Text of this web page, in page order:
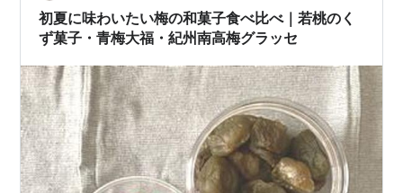
初夏に味わいたい梅の和菓子食べ比べ｜若桃のく
ず菓子・青梅大福・紀州南高梅グラッセ